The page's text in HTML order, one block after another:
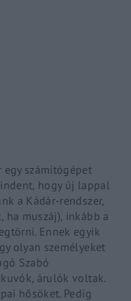
egy számítógépet
hogy új lappal
a Kádár-rendszer,
ha muszáj), inkább a
Ennek egyik
olyan személyeket
Szabó
árulók voltak.
hősöket. Pedig